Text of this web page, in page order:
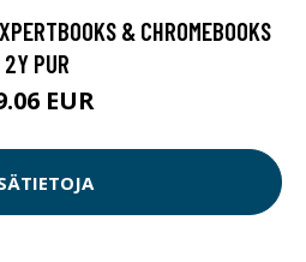
& CHROMEBOOKS
2Y PUR
EUR